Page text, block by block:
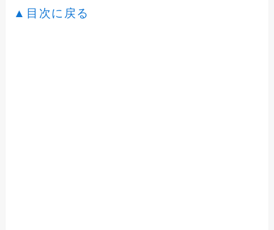
▲目次に戻る